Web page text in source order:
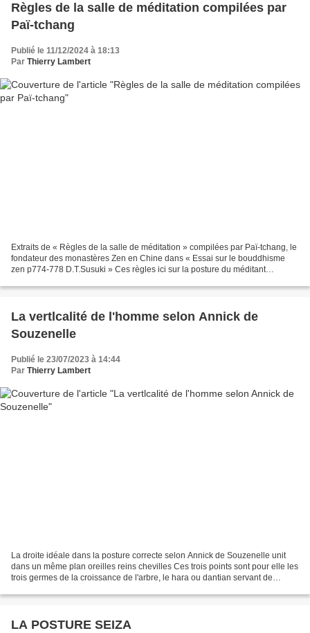
Règles de la salle de méditation compilées par
Paï-tchang
Publié le 11/12/2024 à 18:13
Par Thierry Lambert
Extraits de « Règles de la salle de méditation » compilées par Paï-tchang, le
fondateur des monastères Zen en Chine dans « Essai sur le bouddhisme
zen p774-778 D.T.Susuki » Ces règles ici sur la posture du méditant
La vertlcalité de l'homme selon Annick de
Souzenelle
Publié le 23/07/2023 à 14:44
Par Thierry Lambert
La droite idéale dans la posture correcte selon Annick de Souzenelle unit
dans un même plan oreilles reins chevilles Ces trois points sont pour elle les
trois germes de la croissance de l'arbre, le hara ou dantian servant de
LA POSTURE SEIZA